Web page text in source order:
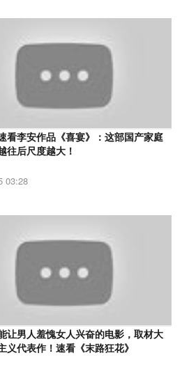
看李安作品《喜宴》：这部国产家庭
往后尺度越大！
03:28
让男人羞愧女人兴奋的电影，取材大
义代表作！速看《末路狂花》